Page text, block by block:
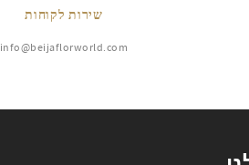
שירות לקוחות
info@beijaflorworld.com